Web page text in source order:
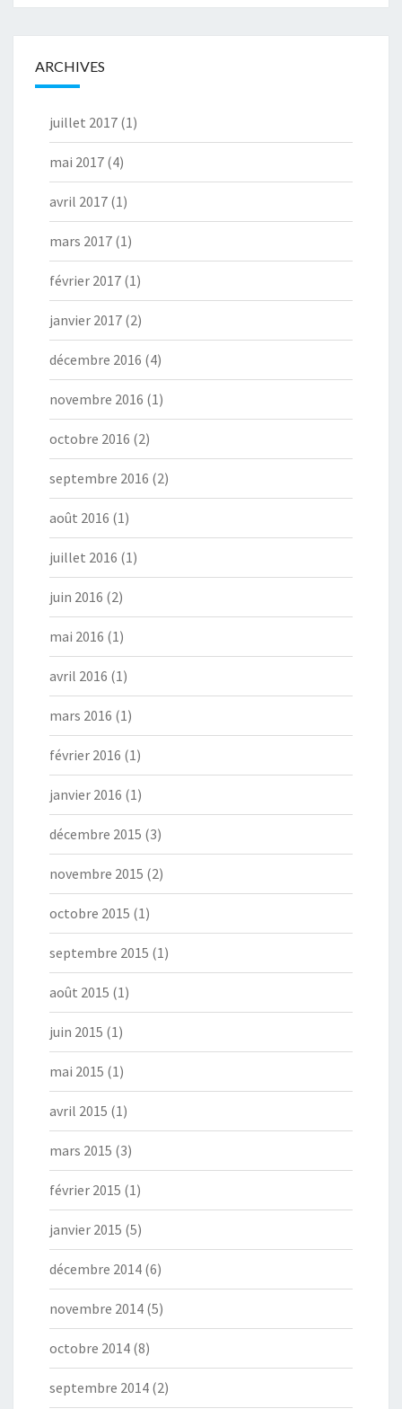
ARCHIVES
juillet 2017 (1)
mai 2017 (4)
avril 2017 (1)
mars 2017 (1)
février 2017 (1)
janvier 2017 (2)
décembre 2016 (4)
novembre 2016 (1)
octobre 2016 (2)
septembre 2016 (2)
août 2016 (1)
juillet 2016 (1)
juin 2016 (2)
mai 2016 (1)
avril 2016 (1)
mars 2016 (1)
février 2016 (1)
janvier 2016 (1)
décembre 2015 (3)
novembre 2015 (2)
octobre 2015 (1)
septembre 2015 (1)
août 2015 (1)
juin 2015 (1)
mai 2015 (1)
avril 2015 (1)
mars 2015 (3)
février 2015 (1)
janvier 2015 (5)
décembre 2014 (6)
novembre 2014 (5)
octobre 2014 (8)
septembre 2014 (2)